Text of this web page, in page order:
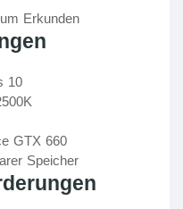
Erkunden
10
GTX 660
Speicher